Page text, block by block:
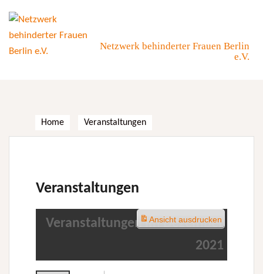
content
Netzwerk behinderter Frauen Berlin
e.V.
Home Veranstaltungen
Veranstaltungen
Veranstaltungen im Dezember
2021
Ansichtausdrucken